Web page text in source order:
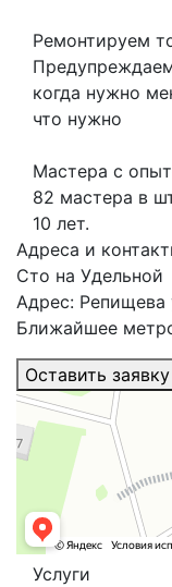
Ремонтируем
когда нужно
что нужно
Мастера с
82 мастера в
10 лет.
Адреса и
Сто на Удельной
Адрес: Репищева
Ближайшее
Оставить заявку
Услуги